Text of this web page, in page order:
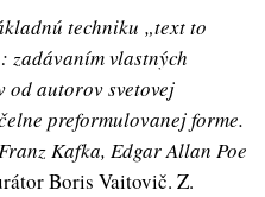
techniku „text to
zadávaním vlastných
autorov svetovej
preformulovanej forme.
Kafka, Edgar Allan Poe
Boris Vaitovič. Z.